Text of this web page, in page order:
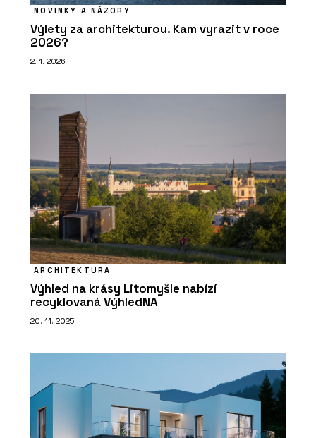
NOVINKY A NÁZORY
Výlety za architekturou. Kam vyrazit v roce
2026?
2. 1. 2026
ARCHITEKTURA
Výhled na krásy Litomyšle nabízí
recyklovaná VýhledNA
20. 11. 2025